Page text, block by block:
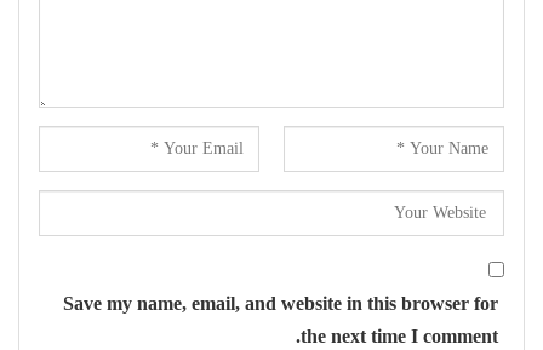
Save my name, email, and website in this browser for
the next time I comment.